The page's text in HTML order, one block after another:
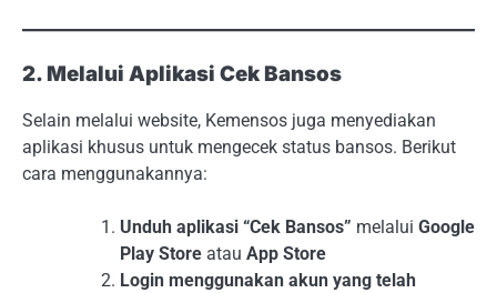
2. Melalui Aplikasi Cek Bansos
Selain melalui website, Kemensos juga menyediakan
aplikasi khusus untuk mengecek status bansos. Berikut
cara menggunakannya:
Unduh aplikasi “Cek Bansos” melalui Google
Play Store atau App Store
Login menggunakan akun yang telah